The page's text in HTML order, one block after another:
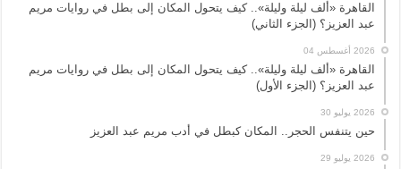
القاهرة «ألف ليلة وليلة».. كيف يتحول المكان إلى بطل في روايات مريم
عبد العزيز؟ (الجزء الثاني)
2026 أغسطس 04
القاهرة «ألف ليلة وليلة».. كيف يتحول المكان إلى بطل في روايات مريم
عبد العزيز؟ (الجزء الأول)
2026 يوليو 30
حين يتنفس الحجر.. المكان كبطل في أدب مريم عبد العزيز
2026 يوليو 29